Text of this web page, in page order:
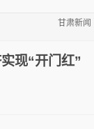
甘肃新闻
现“开门红”